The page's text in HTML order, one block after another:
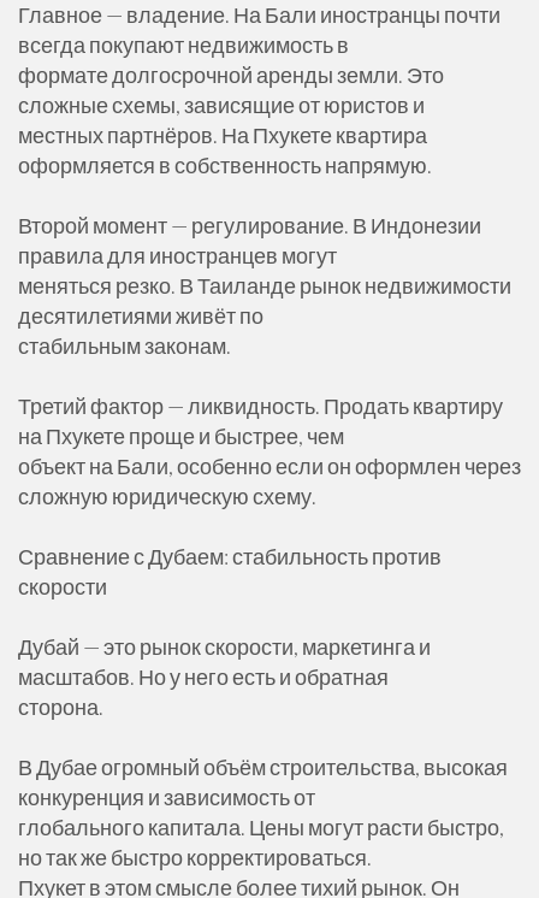
Главное — владение. На Бали иностранцы почти
всегда покупают недвижимость в
формате долгосрочной аренды земли. Это
сложные схемы, зависящие от юристов и
местных партнёров. На Пхукете квартира
оформляется в собственность напрямую.
Второй момент — регулирование. В Индонезии
правила для иностранцев могут
меняться резко. В Таиланде рынок недвижимости
десятилетиями живёт по
стабильным законам.
Третий фактор — ликвидность. Продать квартиру
на Пхукете проще и быстрее, чем
объект на Бали, особенно если он оформлен через
сложную юридическую схему.
Сравнение с Дубаем: стабильность против
скорости
Дубай — это рынок скорости, маркетинга и
масштабов. Но у него есть и обратная
сторона.
В Дубае огромный объём строительства, высокая
конкуренция и зависимость от
глобального капитала. Цены могут расти быстро,
но так же быстро корректироваться.
Пхукет в этом смысле более тихий рынок. Он